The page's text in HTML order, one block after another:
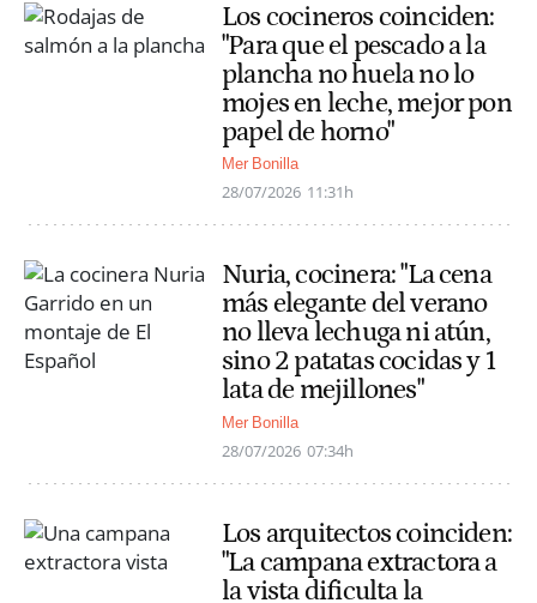
Los cocineros coinciden:
"Para que el pescado a la
plancha no huela no lo
mojes en leche, mejor pon
papel de horno"
Mer Bonilla
28/07/2026 11:31h
Nuria, cocinera: "La cena
más elegante del verano
no lleva lechuga ni atún,
sino 2 patatas cocidas y 1
lata de mejillones"
Mer Bonilla
28/07/2026 07:34h
Los arquitectos coinciden:
"La campana extractora a
la vista dificulta la